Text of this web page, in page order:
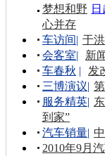
梦想和野
心并存
车访间| 于
会客室|
新
车春秋 |
发
三博演议|
服务精英|
到家”
汽车销量|
2010年9月